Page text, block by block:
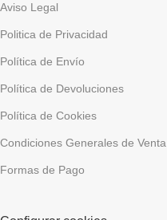
Aviso Legal
Politica de Privacidad
Política de Envío
Política de Devoluciones
Política de Cookies
Condiciones Generales de Venta
Formas de Pago